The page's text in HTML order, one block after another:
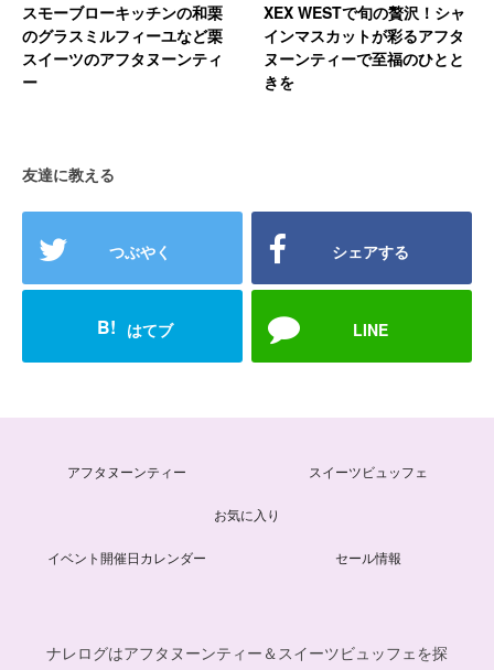
スモーブローキッチンの和栗
のグラスミルフィーユなど栗
スイーツのアフタヌーンティ
ー
XEX WESTで旬の贅沢！シャ
インマスカットが彩るアフタ
ヌーンティーで至福のひとと
きを
友達に教える
つぶやく シェアする
B! はてブ LINE
アフタヌーンティー スイーツビュッフェ
お気に入り
イベント開催日カレンダー セール情報
ナレログはアフタヌーンティー＆スイーツビュッフェを探